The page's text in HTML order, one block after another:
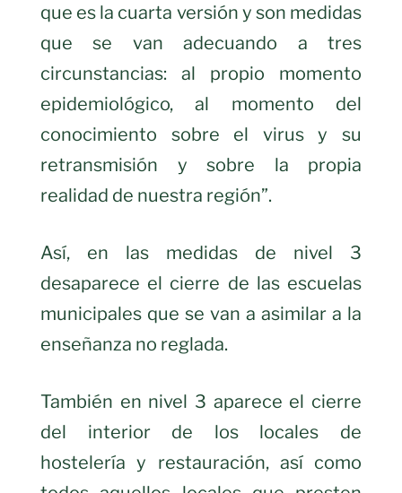
que es la cuarta versión y son medidas
que se van adecuando a tres
circunstancias: al propio momento
epidemiológico, al momento del
conocimiento sobre el virus y su
retransmisión y sobre la propia
realidad de nuestra región”.
Así, en las medidas de nivel 3
desaparece el cierre de las escuelas
municipales que se van a asimilar a la
enseñanza no reglada.
También en nivel 3 aparece el cierre
del interior de los locales de
hostelería y restauración, así como